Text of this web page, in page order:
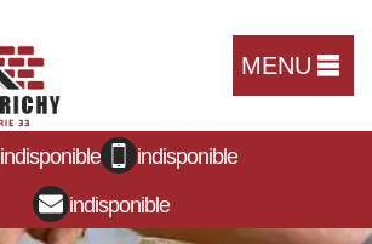
MENU
indisponible
indisponible
indisponible